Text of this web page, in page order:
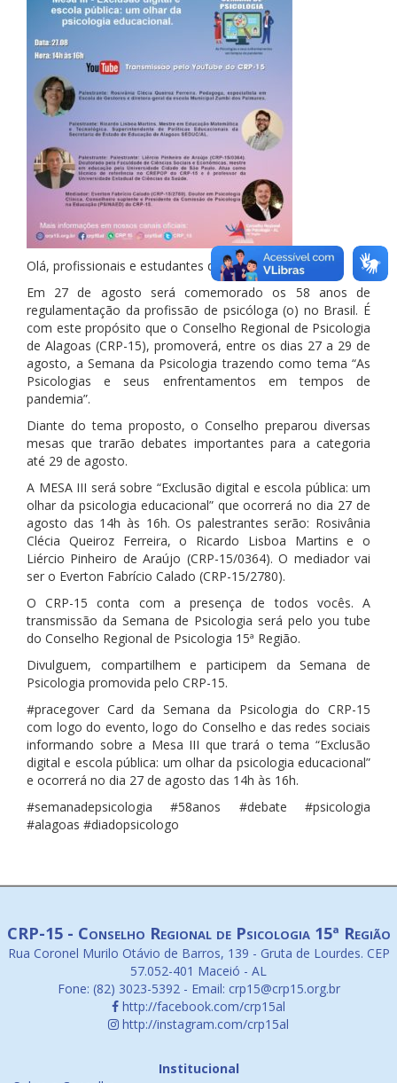
Olá, profissionais e estudantes de Psicologia.
Em 27 de agosto será comemorado os 58 anos de
regulamentação da profissão de psicóloga (o) no Brasil. É
com este propósito que o Conselho Regional de Psicologia
de Alagoas (CRP-15), promoverá, entre os dias 27 a 29 de
agosto, a Semana da Psicologia trazendo como tema “As
Psicologias e seus enfrentamentos em tempos de
pandemia”.
Diante do tema proposto, o Conselho preparou diversas
mesas que trarão debates importantes para a categoria
até 29 de agosto.
A MESA III será sobre “Exclusão digital e escola pública: um
olhar da psicologia educacional” que ocorrerá no dia 27 de
agosto das 14h às 16h. Os palestrantes serão: Rosivânia
Clécia Queiroz Ferreira, o Ricardo Lisboa Martins e o
Liércio Pinheiro de Araújo (CRP-15/0364). O mediador vai
ser o Everton Fabrício Calado (CRP-15/2780).
O CRP-15 conta com a presença de todos vocês. A
transmissão da Semana de Psicologia será pelo you tube
do Conselho Regional de Psicologia 15ª Região.
Divulguem, compartilhem e participem da Semana de
Psicologia promovida pelo CRP-15.
#pracegover Card da Semana da Psicologia do CRP-15
com logo do evento, logo do Conselho e das redes sociais
informando sobre a Mesa III que trará o tema “Exclusão
digital e escola pública: um olhar da psicologia educacional”
e ocorrerá no dia 27 de agosto das 14h às 16h.
#semanadepsicologia #58anos #debate #psicologia
#alagoas #diadopsicologo
CRP-15 - Conselho Regional de Psicologia 15ª Região
Rua Coronel Murilo Otávio de Barros, 139 - Gruta de Lourdes. CEP
57.052-401 Maceió - AL
Fone: (82) 3023-5392 - Email: crp15@crp15.org.br
http://facebook.com/crp15al
http://instagram.com/crp15al
Institucional